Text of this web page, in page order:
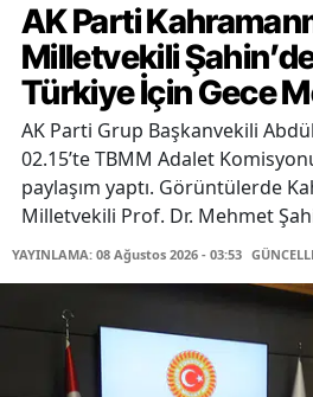
AK Parti
Milletvekili
Türkiye İçin Gece
AK Parti Grup Başkanvekili
02.15’te TBMM Adalet
paylaşım yaptı. Görüntülerde
Milletvekili Prof. Dr. Mehmet
YAYINLAMA: 08 Ağustos 2026 - 03:53